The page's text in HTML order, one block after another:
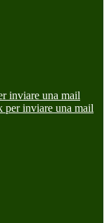
inviare una mail
per inviare una mail